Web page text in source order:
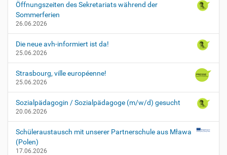
Öffnungszeiten des Sekretariats während der
Sommerferien
26.06.2026
Die neue avh-informiert ist da!
25.06.2026
Strasbourg, ville européenne!
25.06.2026
Sozialpädagogin / Sozialpädagoge (m/w/d) gesucht
20.06.2026
Schüleraustausch mit unserer Partnerschule aus Mława
(Polen)
17.06.2026